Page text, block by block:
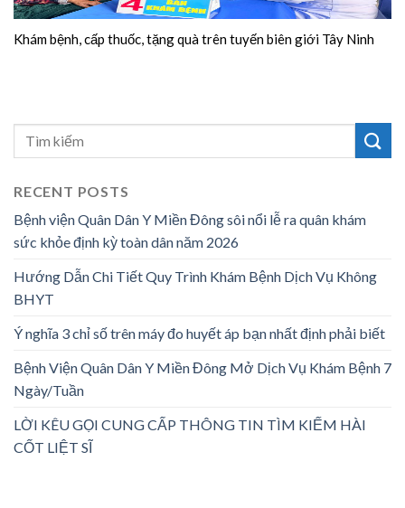
Khám bệnh, cấp thuốc, tặng quà trên tuyến biên giới Tây Ninh
RECENT POSTS
Bệnh viện Quân Dân Y Miền Đông sôi nổi lễ ra quân khám
sức khỏe định kỳ toàn dân năm 2026
Hướng Dẫn Chi Tiết Quy Trình Khám Bệnh Dịch Vụ Không
BHYT
Ý nghĩa 3 chỉ số trên máy đo huyết áp bạn nhất định phải biết
Bệnh Viện Quân Dân Y Miền Đông Mở Dịch Vụ Khám Bệnh 7
Ngày/Tuần
LỜI KÊU GỌI CUNG CẤP THÔNG TIN TÌM KIẾM HÀI
CỐT LIỆT SĨ